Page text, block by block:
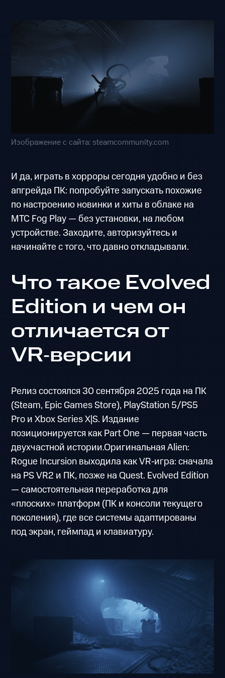
Изображение с сайта: steamcommunity.com
И да, играть в хорроры сегодня удобно и без
апгрейда ПК: попробуйте запускать похожие
по настроению новинки и хиты в облаке на
МТС Fog Play — без установки, на любом
устройстве. Заходите, авторизуйтесь и
начинайте с того, что давно откладывали.
Что такое Evolved
Edition и чем он
отличается от
VR‑версии
Релиз состоялся 30 сентября 2025 года на ПК
(Steam, Epic Games Store), PlayStation 5/PS5
Pro и Xbox Series X|S. Издание
позиционируется как Part One — первая часть
двухчастной истории.Оригинальная Alien:
Rogue Incursion выходила как VR‑игра: сначала
на PS VR2 и ПК, позже на Quest. Evolved Edition
— самостоятельная переработка для
«плоских» платформ (ПК и консоли текущего
поколения), где все системы адаптированы
под экран, геймпад и клавиатуру.